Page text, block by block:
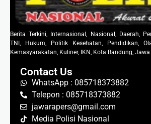
Berita Terkini, Internasional, Nasional, Daerah,
TNI, Hukum, Politik Kesehatan, Pendidikan,
Kemasyarakatan, Kuliner, IKN, Kota Bandung,
Contact Us
WhatsApp : 085718373882
Telepon : 085718373882
jawarapers@gmail.com
Media Polisi Nasional